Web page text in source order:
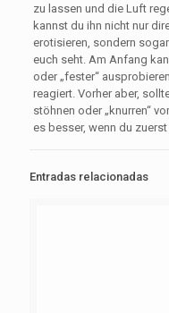
zu lassen und die Luft
kannst du ihn nicht nur
erotisieren, sondern
euch seht. Am Anfang
oder „fester“
reagiert. Vorher aber,
stöhnen oder „knurren“
es besser, wenn du
Entradas relacionadas